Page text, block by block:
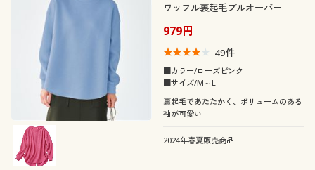
ワッフル裏起毛プルオーバー
979円
49件
■カラー/ローズピンク
■サイズ/M～L
裏起毛であたたかく、ボリュームのある
袖が可愛い
2024年春夏販売商品